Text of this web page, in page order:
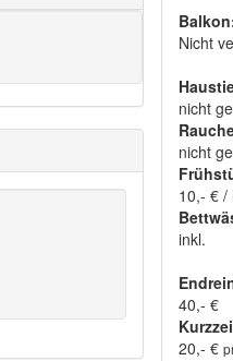
Nicht
nicht
nicht
10,- € /
inkl.
40,- €
20,- €